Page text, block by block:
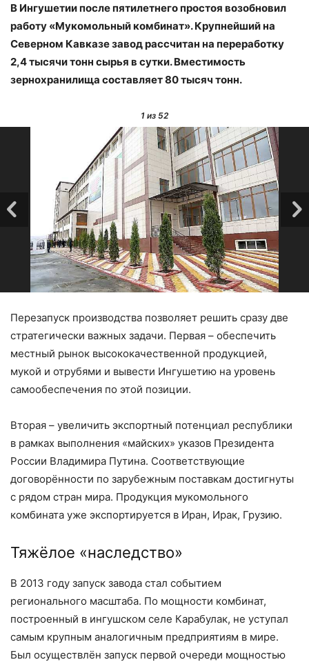
В Ингушетии после пятилетнего простоя возобновил
работу «Мукомольный комбинат». Крупнейший на
Северном Кавказе завод рассчитан на переработку
2,4 тысячи тонн сырья в сутки. Вместимость
зернохранилища составляет 80 тысяч тонн.
1 из 52
Перезапуск производства позволяет решить сразу две
стратегически важных задачи. Первая – ​обеспечить
местный рынок высококачественной продукцией,
мукой и отрубями и вывести Ингушетию на уровень
самообеспечения по этой позиции.
Вторая – ​увеличить экспортный потенциал республики
в рамках выполнения «майских» указов Президента
России Владимира Путина. Соответствующие
договорённости по зарубежным поставкам достигнуты
с рядом стран мира. Продукция мукомольного
комбината уже экспортируется в Иран, Ирак, Грузию.
Тяжёлое «наследство»
В 2013 году запуск завода стал событием
регионального масштаба. По мощности комбинат,
построенный в ингушском селе Карабулак, не уступал
самым крупным аналогичным предприятиям в мире.
Был осуществлён запуск первой очереди мощностью